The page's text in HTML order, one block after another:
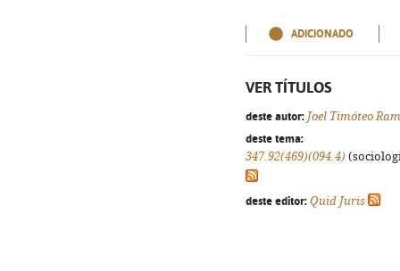
ADICIONADO
VER TÍTULOS
deste autor: Joel Timóteo
deste tema:
347.92(469)(094.4)
deste editor: Quid Juris